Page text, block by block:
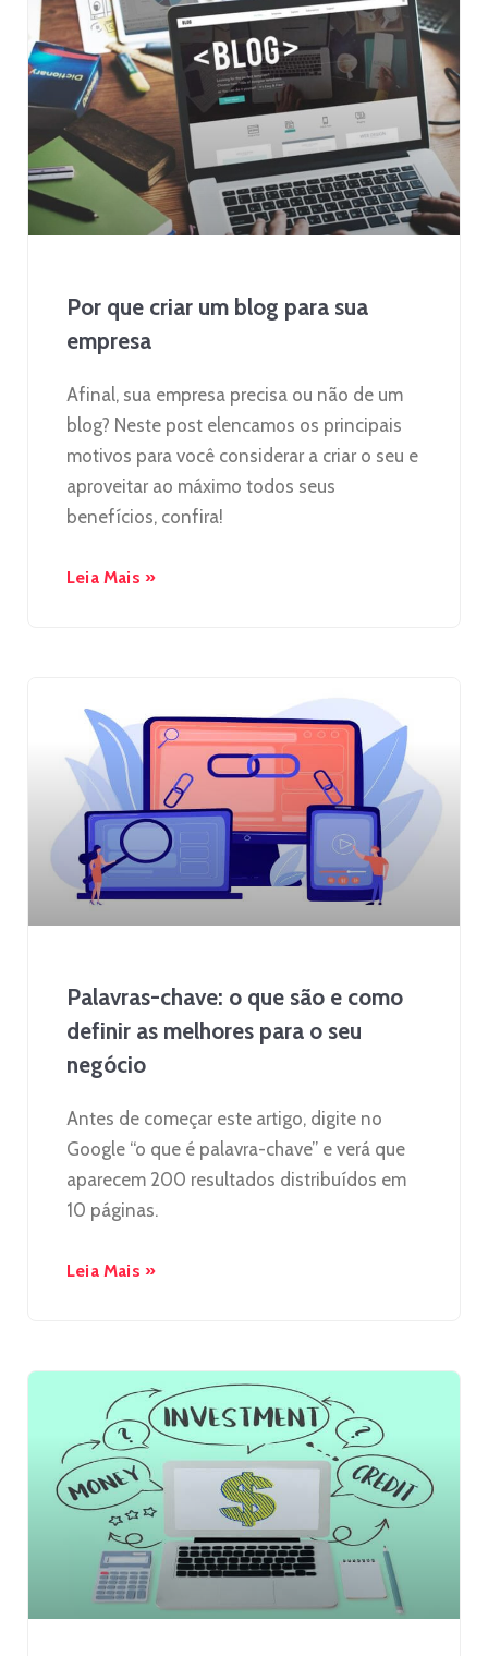
Por que criar um blog para sua
empresa
Afinal, sua empresa precisa ou não de um
blog? Neste post elencamos os principais
motivos para você considerar a criar o seu e
aproveitar ao máximo todos seus
benefícios, confira!
Leia Mais »
Palavras-chave: o que são e como
definir as melhores para o seu
negócio
Antes de começar este artigo, digite no
Google “o que é palavra-chave” e verá que
aparecem 200 resultados distribuídos em
10 páginas.
Leia Mais »